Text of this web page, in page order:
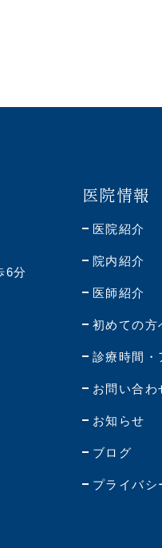
6分
医院情報
医院紹介
院内紹介
医師紹介
初めての方
診療時間・
お問い合わ
お知らせ
ブログ
プライバシ